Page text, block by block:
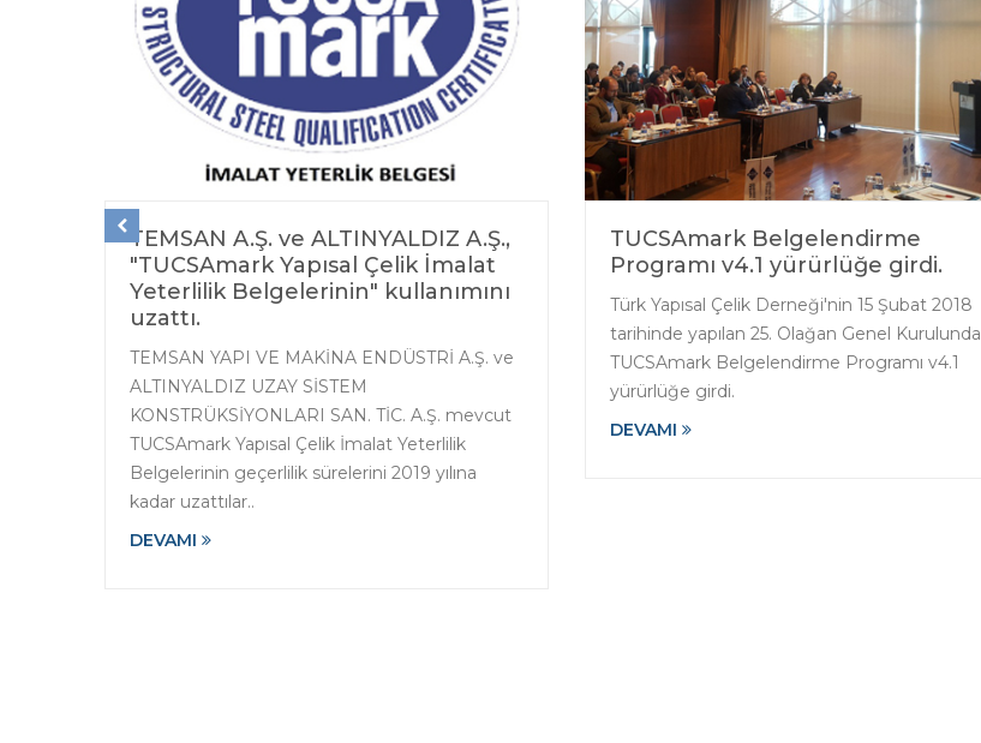
TEMSAN A.Ş. ve ALTINYALDIZ A.Ş.,
"TUCSAmark Yapısal Çelik İmalat
Yeterlilik Belgelerinin" kullanımını
uzattı.
TEMSAN YAPI VE MAKİNA ENDÜSTRİ A.Ş. ve
ALTINYALDIZ UZAY SİSTEM
KONSTRÜKSİYONLARI SAN. TİC. A.Ş. mevcut
TUCSAmark Yapısal Çelik İmalat Yeterlilik
Belgelerinin geçerlilik sürelerini 2019 yılına
kadar uzattılar..
DEVAMI
TUCSAmark Belgelendirme
Programı v4.1 yürürlüğe girdi.
Türk Yapısal Çelik Derneği'nin 15 Şubat 2018
tarihinde yapılan 25. Olağan Genel Kurulunda
TUCSAmark Belgelendirme Programı v4.1
yürürlüğe girdi.
DEVAMI